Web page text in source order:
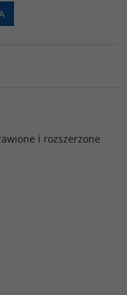
i rozszerzone